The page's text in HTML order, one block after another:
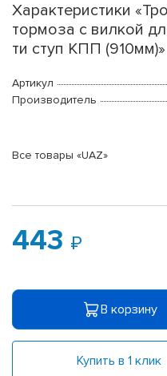
Характеристики
тормоза с вилкой
ти ступ КПП (910мм)»
Артикул
Производитель
Все товары «UAZ»
443
В корзину
Купить в 1 клик